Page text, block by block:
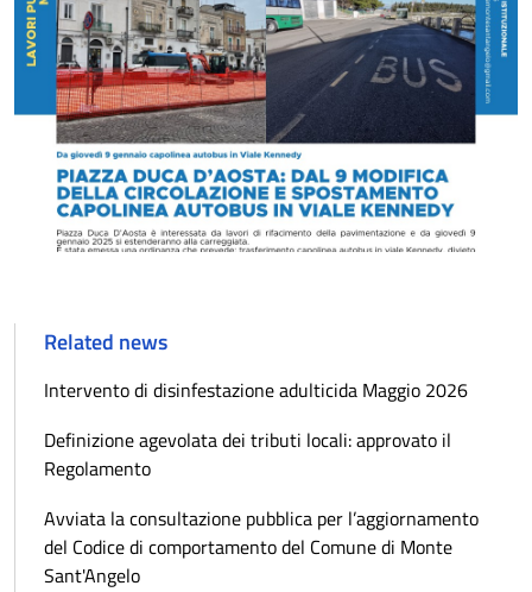
Related news
Intervento di disinfestazione adulticida Maggio 2026
Definizione agevolata dei tributi locali: approvato il
Regolamento
Avviata la consultazione pubblica per l’aggiornamento
del Codice di comportamento del Comune di Monte
Sant'Angelo